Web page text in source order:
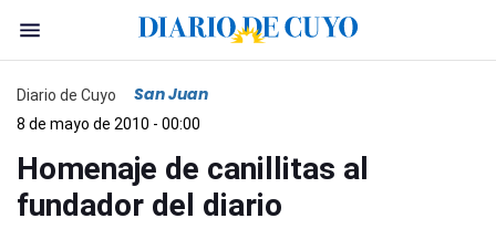
Diario de Cuyo San Juan
8 de mayo de 2010 - 00:00
Homenaje de canillitas al
fundador del diario